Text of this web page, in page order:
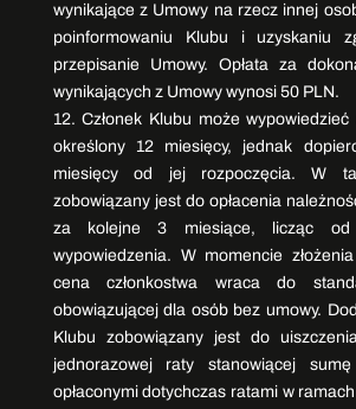
wynikające z Umowy na rzecz innej
poinformowaniu Klubu i uzyskaniu
przepisanie Umowy. Opłata za
wynikających z Umowy wynosi 50 PLN.
12. Członek Klubu może
określony 12 miesięcy, jednak
miesięcy od jej rozpoczęcia. W
zobowiązany jest do opłacenia
za kolejne 3 miesiące, licząc od
wypowiedzenia. W momencie
cena członkostwa wraca do
obowiązującej dla osób bez umowy.
Klubu zobowiązany jest do
jednorazowej raty stanowiącej
opłaconymi dotychczas ratami w